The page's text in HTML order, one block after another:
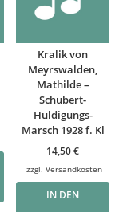
Kralik von
Meyrswalden,
Mathilde –
Schubert-
Huldigungs-
Marsch 1928 f. Kl
14,50€
zzgl.Versandkosten
IN DEN